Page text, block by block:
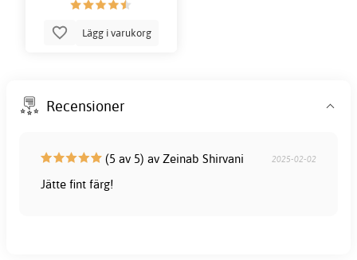
Lägg i varukorg
Recensioner
(5 av 5) av Zeinab Shirvani 2025-02-02
Jätte fint färg!